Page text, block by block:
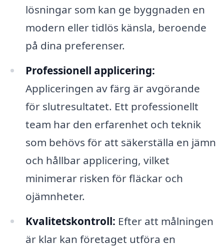
lösningar som kan ge byggnaden en
modern eller tidlös känsla, beroende
på dina preferenser.
Professionell applicering:
Appliceringen av färg är avgörande
för slutresultatet. Ett professionellt
team har den erfarenhet och teknik
som behövs för att säkerställa en jämn
och hållbar applicering, vilket
minimerar risken för fläckar och
ojämnheter.
Kvalitetskontroll: Efter att målningen
är klar kan företaget utföra en